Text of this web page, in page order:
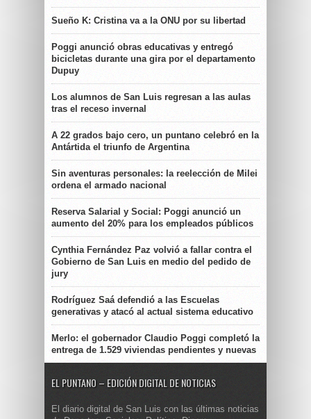
Sueño K: Cristina va a la ONU por su libertad
Poggi anunció obras educativas y entregó
bicicletas durante una gira por el departamento
Dupuy
Los alumnos de San Luis regresan a las aulas
tras el receso invernal
A 22 grados bajo cero, un puntano celebró en la
Antártida el triunfo de Argentina
Sin aventuras personales: la reelección de Milei
ordena el armado nacional
Reserva Salarial y Social: Poggi anunció un
aumento del 20% para los empleados públicos
Cynthia Fernández Paz volvió a fallar contra el
Gobierno de San Luis en medio del pedido de
jury
Rodríguez Saá defendió a las Escuelas
generativas y atacó al actual sistema educativo
Merlo: el gobernador Claudio Poggi completó la
entrega de 1.529 viviendas pendientes y nuevas
EL PUNTANO – EDICIÓN DIGITAL DE NOTICIAS
El diario digital de San Luis con las últimas noticias